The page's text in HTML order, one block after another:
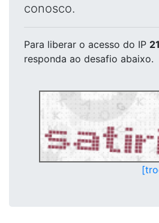
conosco.
Para liberar o acesso do IP
responda ao desafio abaixo.